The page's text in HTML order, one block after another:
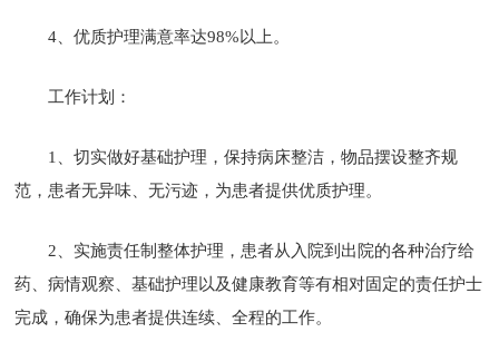
4、优质护理满意率达98%以上。
工作计划：
1、切实做好基础护理，保持病床整洁，物品摆设整齐规
范，患者无异味、无污迹，为患者提供优质护理。
2、实施责任制整体护理，患者从入院到出院的各种治疗给
药、病情观察、基础护理以及健康教育等有相对固定的责任护士
完成，确保为患者提供连续、全程的工作。